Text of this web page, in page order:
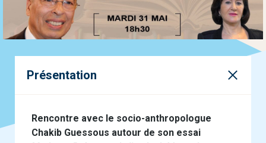
Présentation
Rencontre avec le socio-anthropologue
Chakib Guessous autour de son essai